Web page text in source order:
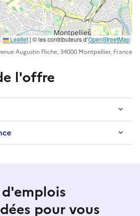
Leaflet | ©️️ les contributeurs d’OpenStreetMap
Augustin Fliche, 34000 Montpellier, France
l'offre
pour vous